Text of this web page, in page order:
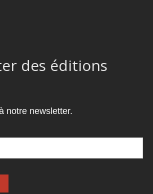
des éditions
notre newsletter.